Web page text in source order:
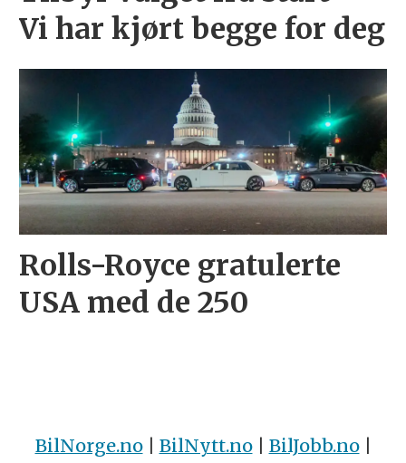
Vi har kjørt begge for deg
Rolls-Royce gratulerte
USA med de 250
BilNorge.no| BilNytt.no| BilJobb.no|